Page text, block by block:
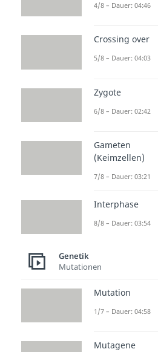
Phosphatrest
Der dritte
entstehen,
3 4
) in
Zelle stellt
Bindungen
zur
4/8 – Dauer: 04:46
Crossing over
5/8 – Dauer: 04:03
Zygote
6/8 – Dauer: 02:42
Gameten
(Keimzellen)
7/8 – Dauer: 03:21
Interphase
8/8 – Dauer: 03:54
Genetik
Mutationen
Mutation
1/7 – Dauer: 04:58
Mutagene